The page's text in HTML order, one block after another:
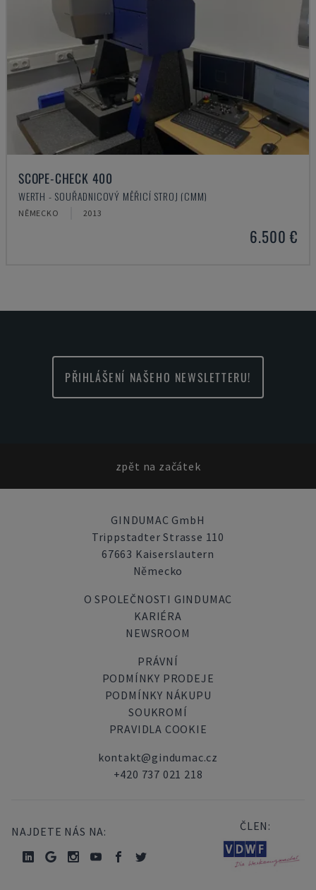
SCOPE-CHECK 400
WERTH - SOUŘADNICOVÝ MĚŘICÍ STROJ (CMM)
NĚMECKO 2013
6.500 €
PŘIHLÁŠENÍ NAŠEHO NEWSLETTERU!
zpět na začátek
GINDUMAC GmbH
Trippstadter Strasse 110
67663 Kaiserslautern
Německo
O SPOLEČNOSTI GINDUMAC
KARIÉRA
NEWSROOM
PRÁVNÍ
PODMÍNKY PRODEJE
PODMÍNKY NÁKUPU
SOUKROMÍ
PRAVIDLA COOKIE
kontakt@gindumac.cz
+420 737 021 218
NAJDETE NÁS NA: ČLEN: